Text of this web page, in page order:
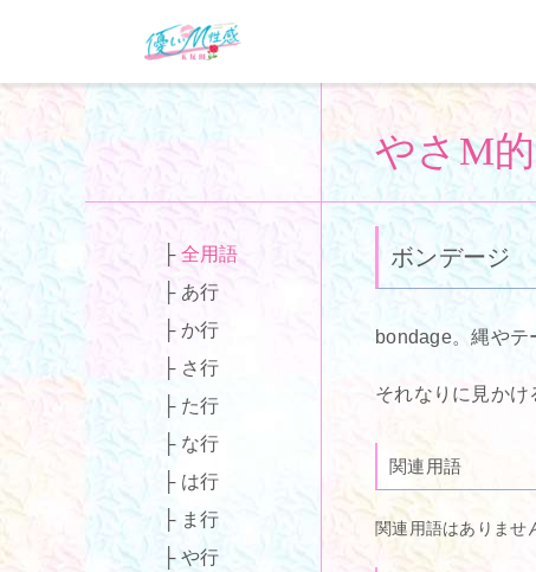
やさM
ボンデージ
bondage。縄やテ
それなりに見かけ
関連用語
関連用語はありませ
全用語
あ行
か行
さ行
た行
な行
は行
ま行
や行